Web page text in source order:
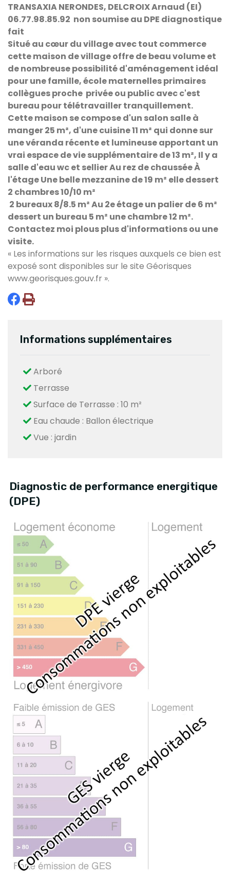
TRANSAXIA NERONDES, DELCROIX Arnaud (EI)
06.77.98.85.92 non soumise au DPE diagnostique
fait
Situé au cœur du village avec tout commerce
cette maison de village offre de beau volume et
de nombreuse possibilité d'aménagement idéal
pour une famille, école maternelles primaires
collègues proche privée ou public avec c'est
bureau pour télétravailler tranquillement.
Cette maison se compose d'un salon salle à
manger 25 m², d'une cuisine 11 m² qui donne sur
une véranda récente et lumineuse apportant un
vrai espace de vie supplémentaire de 13 m², Il y a
salle d'eau wc et sellier Au rez de chaussée À
l'étage Une belle mezzanine de 19 m² elle dessert
2 chambres 10/10 m²
2 bureaux 8/8.5 m² Au 2e étage un palier de 6 m²
dessert un bureau 5 m² une chambre 12 m².
Contactez moi plous plus d'informations ou une
visite.
« Les informations sur les risques auxquels ce bien est
exposé sont disponibles sur le site Géorisques
www.georisques.gouv.fr ».
Informations supplémentaires
Arboré
Terrasse
Surface de Terrasse : 10 m²
Eau chaude : Ballon électrique
Vue : jardin
Diagnostic de performance energitique
(DPE)